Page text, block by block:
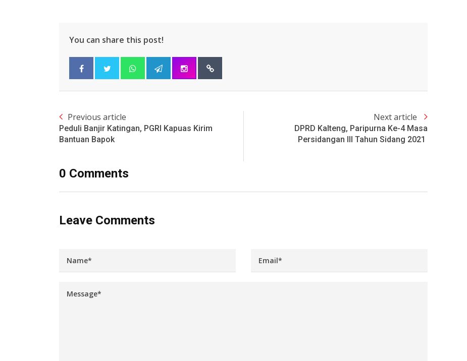
You can share this post!
Previous article
Peduli Banjir Katingan, PGRI Kapuas Kirim
Bantuan Bapok
Next article
DPRD Kalteng, Paripurna Ke-4 Masa
Persidangan III Tahun Sidang 2021
0 Comments
Leave Comments